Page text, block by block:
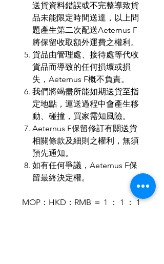
送貨資料錯誤或不完整導致貨
品未能限定時間送達，以上問
題產生第二次配送Aeternus F
將保留收取額外運費之權利。
貨品由管理處、接待處等代收
貨品而導致的任何損壞或損
失，Aeternus F概不負責。
我們將竭盡所能如期送貨至指
定地點，運送過程中會產生移
動、碰撞，買家需知風險。
Aeternus F保留修訂有關送貨
相關條款及細則之權利，無須
預先通知。
如有任何爭議，Aeternus F保
留最終決定權。
MOP：HKD：RMB ＝ 1 ： 1 ： 1